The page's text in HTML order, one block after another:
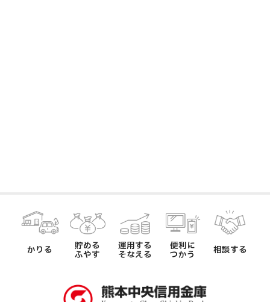
かりる 貯める
ふやす
運用する
そなえる
便利に
つかう 相談する